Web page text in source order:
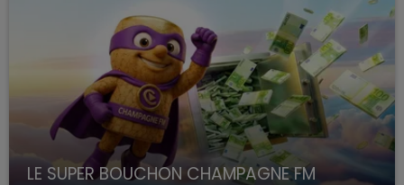
LE SUPER BOUCHON CHAMPAGNE FM